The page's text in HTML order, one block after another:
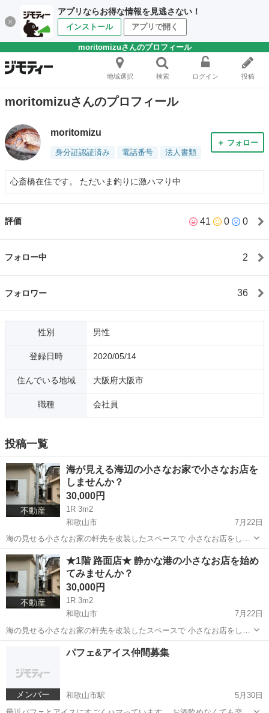
アプリならお得な情報を見逃さない！
インストール アプリで開く
moritomizuさんのプロフィール
地域選択 検索 ログイン 投稿
moritomizuさんのプロフィール
moritomizu
身分証認証済み 電話番号 法人書類
＋ フォロー
心斎橋在住です。 ただいま釣りに激ハマり中
評価 41 0 0
フォロー中 2
フォロワー 36
性別 男性
登録日時 2020/05/14
住んでいる地域 大阪府大阪市
職種 会社員
投稿一覧
不動産
海が見える海辺の小さなお家で小さなお店を
しませんか？
30,000円
1R 3m2
和歌山市
7月22日
海の見せる小さなお家の軒先を改装したスペースで 小さなお店をしま
せんか？ 雑賀崎の路地から少し入ったところにあり、道からは海も見
えたり とても良い感じの立地です。 水道・電気も引き込み済み。 軽
飲食や、物販...
和歌山 和歌山市 一戸建て
不動産
★1階 路面店★ 静かな港の小さなお店を始め
てみませんか？
30,000円
1R 3m2
和歌山市
7月22日
海の見せる小さなお家の軒先を改装したスペースで 小さなお店をしま
せんか？ 雑賀崎の路地から少し入ったところにあり、道からは海も見
えたり とても良い感じの立地です。 キッチンカーほどのスペース
和歌山市
メンバー
パフェ&アイス仲間募集
和歌山市駅
5月30日